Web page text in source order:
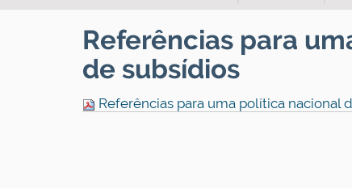
Referências para
de subsídios
Referências para uma política nacional